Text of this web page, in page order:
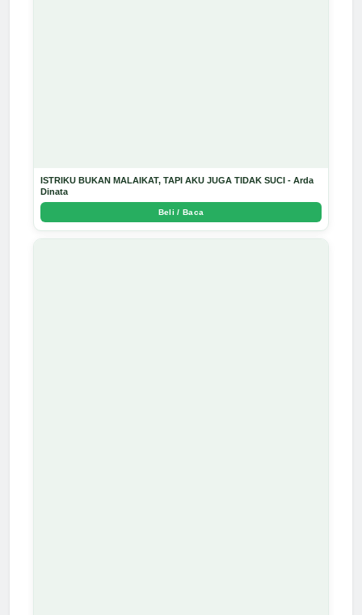
ISTRIKU BUKAN MALAIKAT, TAPI AKU JUGA TIDAK SUCI - Arda
Dinata
Beli / Baca